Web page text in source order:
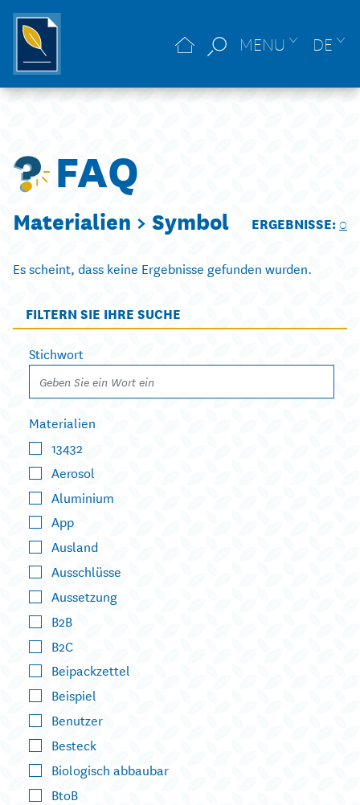
MENU DE
FAQ
Materialien > Symbol ERGEBNISSE:0
Es scheint, dass keine Ergebnisse gefunden wurden.
FILTERN SIE IHRE SUCHE
Stichwort
Materialien
13432
Aerosol
Aluminium
App
Ausland
Ausschlüsse
Aussetzung
B2B
B2C
Beipackzettel
Beispiel
Benutzer
Besteck
Biologisch abbaubar
BtoB